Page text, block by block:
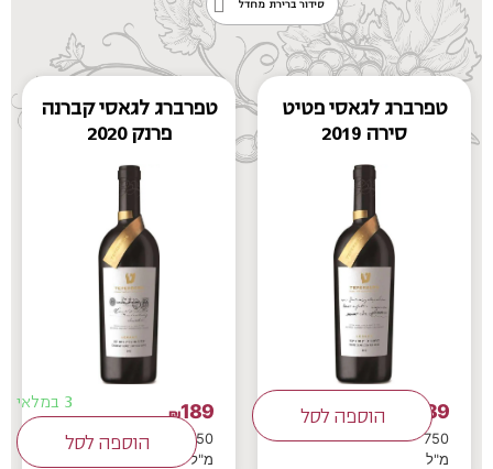
טפרברג לגאסי פטיט
סירה 2019
189
750
מ"ל
הוספה לסל
טפרברג לגאסי קברנה
פרנק 2020
₪189
750
מ"ל
3 במלאי
הוספה לסל